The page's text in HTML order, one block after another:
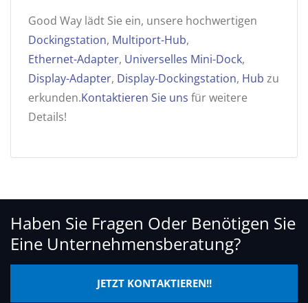
Good Way lädt Sie ein, unsere hochwertigen
Dockingstation, Multiport-Hub,
Ethernet-Adapter, Universelles Mini-Dock,
Display-Adapter, Display-Dockingstation, Hub zu
erkunden.Kontaktieren Sie uns für weitere
Details!
Haben Sie Fragen Oder Benötigen Sie
Eine Unternehmensberatung?
JETZT KONTAKTIEREN!!